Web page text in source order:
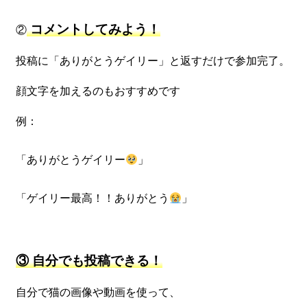
② コメントしてみよう！
投稿に「ありがとうゲイリー」と返すだけで参加完了。
顔文字を加えるのもおすすめです
例：
「ありがとうゲイリー 」
「ゲイリー最高！！ありがとう 」
③ 自分でも投稿できる！
自分で猫の画像や動画を使って、